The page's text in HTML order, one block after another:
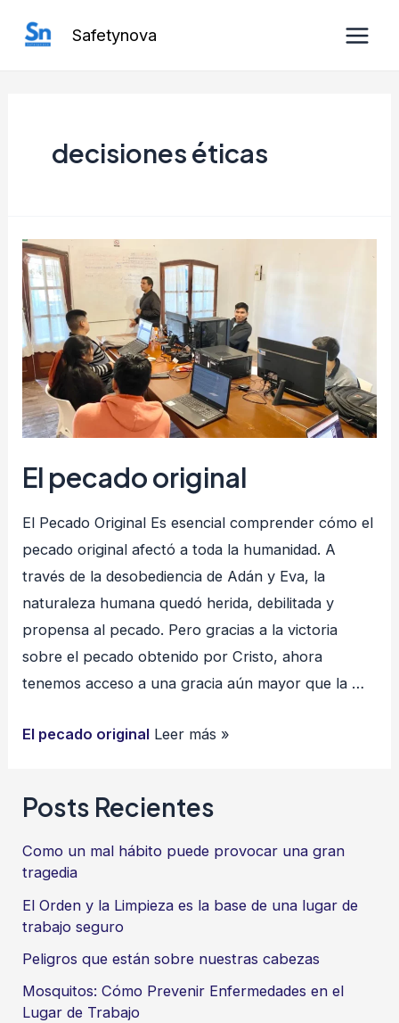
Safetynova
decisiones éticas
El pecado original
El Pecado Original Es esencial comprender cómo el
pecado original afectó a toda la humanidad. A
través de la desobediencia de Adán y Eva, la
naturaleza humana quedó herida, debilitada y
propensa al pecado. Pero gracias a la victoria
sobre el pecado obtenido por Cristo, ahora
tenemos acceso a una gracia aún mayor que la …
El pecado original Leer más »
Posts Recientes
Como un mal hábito puede provocar una gran
tragedia
El Orden y la Limpieza es la base de una lugar de
trabajo seguro
Peligros que están sobre nuestras cabezas
Mosquitos: Cómo Prevenir Enfermedades en el
Lugar de Trabajo